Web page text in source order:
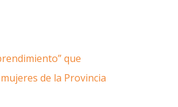
que
de la Provincia